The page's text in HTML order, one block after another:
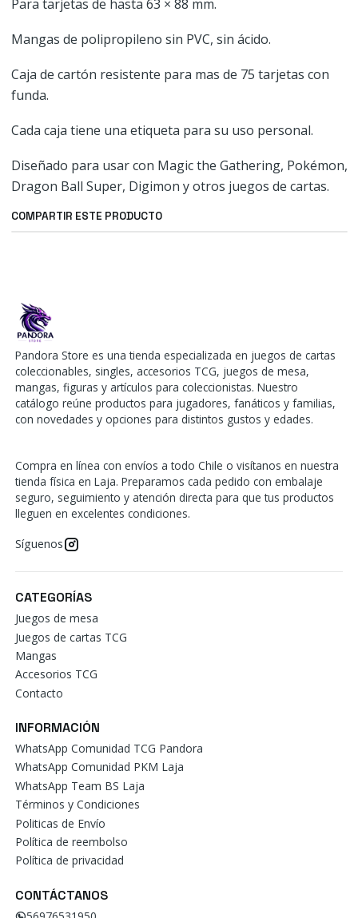
Para tarjetas de hasta 63 × 88 mm.
Mangas de polipropileno sin PVC, sin ácido.
Caja de cartón resistente para mas de 75 tarjetas con
funda.
Cada caja tiene una etiqueta para su uso personal.
Diseñado para usar con Magic the Gathering, Pokémon,
Dragon Ball Super, Digimon y otros juegos de cartas.
COMPARTIR ESTE PRODUCTO
Pandora Store es una tienda especializada en juegos de cartas
coleccionables, singles, accesorios TCG, juegos de mesa,
mangas, figuras y artículos para coleccionistas. Nuestro
catálogo reúne productos para jugadores, fanáticos y familias,
con novedades y opciones para distintos gustos y edades.
Compra en línea con envíos a todo Chile o visítanos en nuestra
tienda física en Laja. Preparamos cada pedido con embalaje
seguro, seguimiento y atención directa para que tus productos
lleguen en excelentes condiciones.
Síguenos
CATEGORÍAS
Juegos de mesa
Juegos de cartas TCG
Mangas
Accesorios TCG
Contacto
INFORMACIÓN
WhatsApp Comunidad TCG Pandora
WhatsApp Comunidad PKM Laja
WhatsApp Team BS Laja
Términos y Condiciones
Politicas de Envío
Política de reembolso
Política de privacidad
CONTÁCTANOS